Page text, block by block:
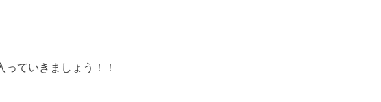
ていきましょう！！